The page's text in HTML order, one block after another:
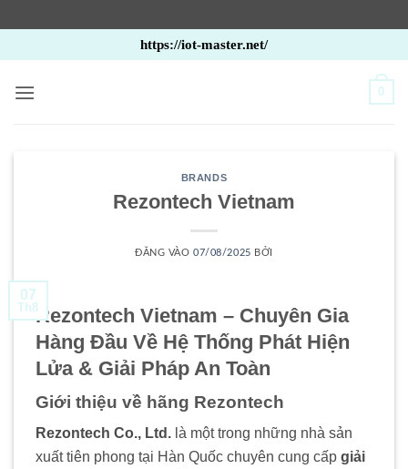
qua
nội
https://iot-master.net/
0
BRANDS
Rezontech Vietnam
ĐĂNG VÀO07/08/2025 BỞI
07
Th8Rezontech Vietnam – Chuyên Gia
Hàng Đầu Về Hệ Thống Phát Hiện
Lửa & Giải Pháp An Toàn
Giới thiệu về hãng Rezontech
Rezontech Co., Ltd. là một trong những nhà sản
xuất tiên phong tại Hàn Quốc chuyên cung cấp giải